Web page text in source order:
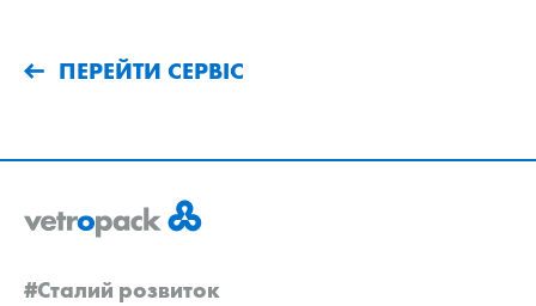
ПЕРЕЙТИ СЕРВІС
#Сталий розвиток